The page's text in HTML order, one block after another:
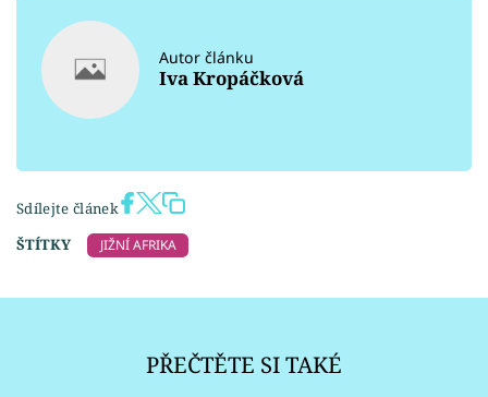
Autor článku
Iva Kropáčková
Sdílejte článek
ŠTÍTKY
JIŽNÍ AFRIKA
PŘEČTĚTE SI TAKÉ